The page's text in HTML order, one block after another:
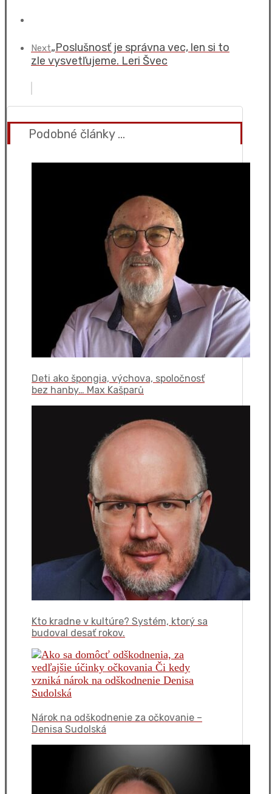
Next„Poslušnosť je správna vec, len si to
zle vysvetľujeme. Leri Švec
Podobné články ...
Deti ako špongia, výchova, spoločnosť
bez hanby… Max Kašparů
Kto kradne v kultúre? Systém, ktorý sa
budoval desať rokov.
Nárok na odškodnenie za očkovanie –
Denisa Sudolská